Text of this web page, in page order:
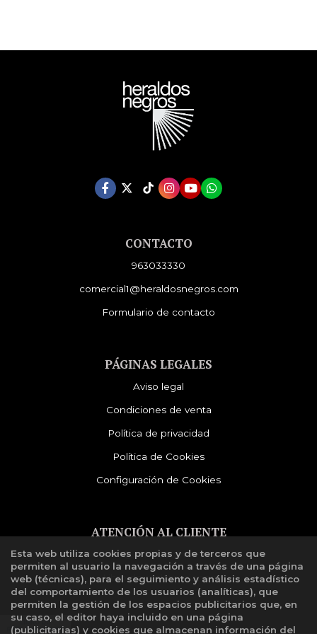
CONTACTO
963033330
comercial1@heraldosnegros.com
Formulario de contacto
PÁGINAS LEGALES
Aviso legal
Condiciones de venta
Política de privacidad
Política de Cookies
Configuración de Cookies
ATENCIÓN AL CLIENTE
Quiénes somos
Libro de reclamaciones
Esta web utiliza cookies propias y de terceros que
permiten al usuario la navegación a través de una página
web (técnicas), para el seguimiento y análisis estadístico
del comportamiento de los usuarios (analíticas), que
permiten la gestión de los espacios publicitarios que, en
su caso, el editor haya incluido en una página
(publicitarias) y cookies que almacenan información del